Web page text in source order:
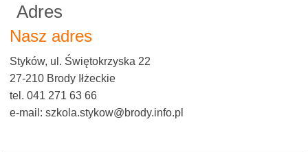
Adres
Nasz adres
Styków, ul. Świętokrzyska 22
27-210 Brody Iłżeckie
tel. 041 271 63 66
e-mail: szkola.stykow@brody.info.pl